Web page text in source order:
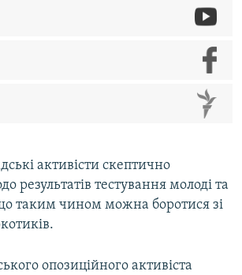
активісти скептично
результатів тестування молоді та
таким чином можна боротися зі
опозиційного активіста